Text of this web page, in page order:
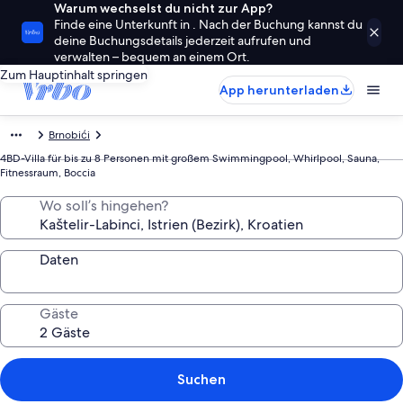
Warum wechselst du nicht zur App?
Finde eine Unterkunft in . Nach der Buchung kannst du
deine Buchungsdetails jederzeit aufrufen und
verwalten – bequem an einem Ort.
Zum Hauptinhalt springen
App herunterladen
Brnobići
4BD-Villa für bis zu 8 Personen mit großem Swimmingpool, Whirlpool, Sauna,
Fitnessraum, Boccia
Wo soll’s hingehen?
Daten
Gäste
Suchen